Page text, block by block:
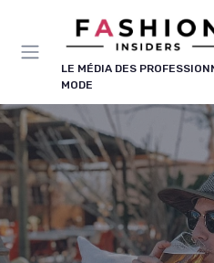
LE MÉDIA DES
MODE